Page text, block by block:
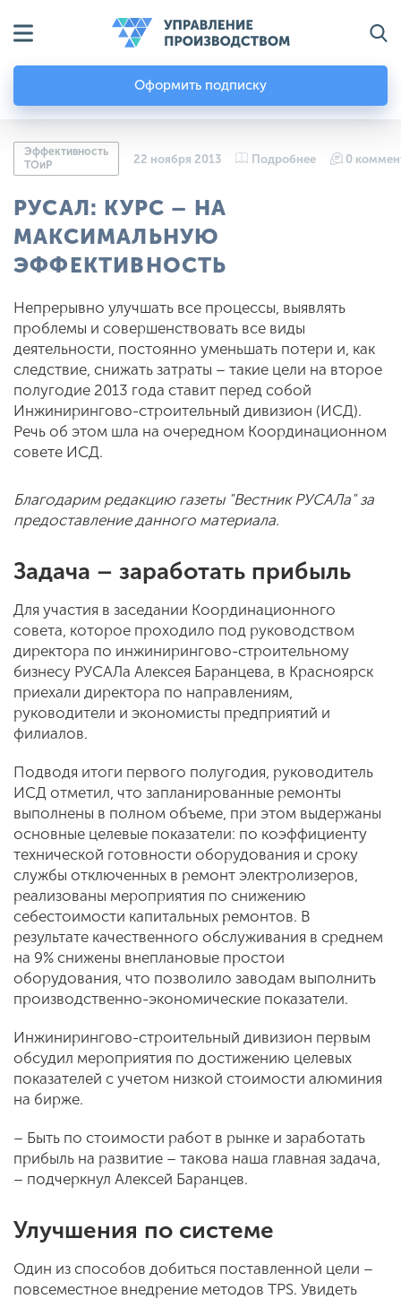
Оформить подписку
Эффективность
ТОиР
22 ноября 2013 Подробнее 0
РУСАЛ: КУРС – НА
МАКСИМАЛЬНУЮ
ЭФФЕКТИВНОСТЬ
Непрерывно улучшать все процессы, выявлять
проблемы и совершенствовать все виды
деятельности, постоянно уменьшать потери и, как
следствие, снижать затраты – такие цели на второе
полугодие 2013 года ставит перед собой
Инжинирингово-строительный дивизион (ИСД).
Речь об этом шла на очередном Координационном
совете ИСД.
Благодарим редакцию газеты "Вестник РУСАЛа" за
предоставление данного материала.
Задача – заработать прибыль
Для участия в заседании Координационного
совета, которое проходило под руководством
директора по инжинирингово-строительному
бизнесу РУСАЛа Алексея Баранцева, в Красноярск
приехали директора по направлениям,
руководители и экономисты предприятий и
филиалов.
Подводя итоги первого полугодия, руководитель
ИСД отметил, что запланированные ремонты
выполнены в полном объеме, при этом выдержаны
основные целевые показатели: по коэффициенту
технической готовности оборудования и сроку
службы отключенных в ремонт электролизеров,
реализованы мероприятия по снижению
себестоимости капитальных ремонтов. В
результате качественного обслуживания в среднем
на 9% снижены внеплановые простои
оборудования, что позволило заводам выполнить
производственно-экономические показатели.
Инжинирингово-строительный дивизион первым
обсудил мероприятия по достижению целевых
показателей с учетом низкой стоимости алюминия
на бирже.
– Быть по стоимости работ в рынке и заработать
прибыль на развитие – такова наша главная задача,
– подчеркнул Алексей Баранцев.
Улучшения по системе
Один из способов добиться поставленной цели –
повсеместное внедрение методов TPS. Увидеть